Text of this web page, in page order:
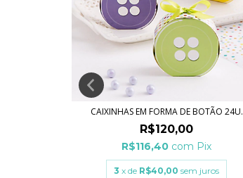
CAIXINHAS EM FORMA DE BOTÃO 24U.
R$120,00
R$116,40 com Pix
3 x de R$40,00 sem juros